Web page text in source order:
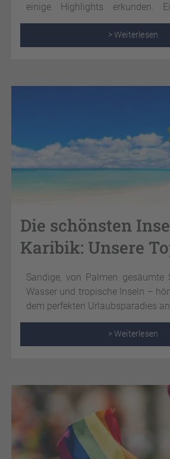
einige Highlights erkunden.
Metropole ist wie eine Reise
Welten, denn durch den
spanischen, mexikanischen,
Country hält
Sehenswürdigkeiten bereit. Hier
einen Urlaub, den sie nie wieder
> Weiterlesen
Die schönsten
Karibik: Unsere
Sandige, von Palmen gesäumte
Wasser und tropische Inseln –
dem perfekten Urlaubsparadies
> Weiterlesen